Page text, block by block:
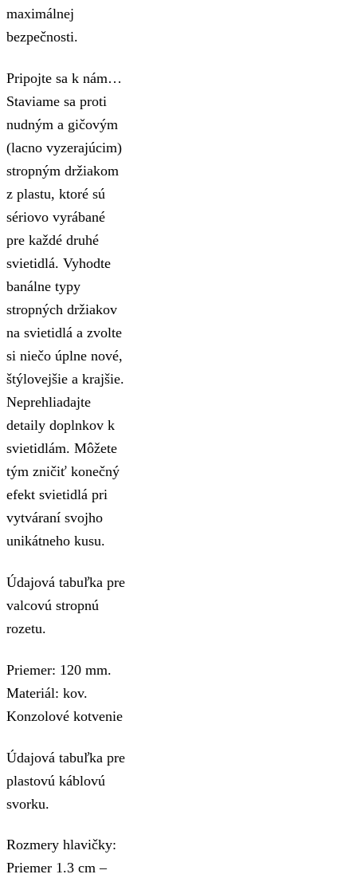
maximálnej
bezpečnosti.
Pripojte sa k nám…
Staviame sa proti
nudným a gičovým
(lacno vyzerajúcim)
stropným držiakom
z plastu, ktoré sú
sériovo vyrábané
pre každé druhé
svietidlá. Vyhodte
banálne typy
stropných držiakov
na svietidlá a zvolte
si niečo úplne nové,
štýlovejšie a krajšie.
Neprehliadajte
detaily doplnkov k
svietidlám. Môžete
tým zničiť konečný
efekt svietidlá pri
vytváraní svojho
unikátneho kusu.
Údajová tabuľka pre
valcovú stropnú
rozetu.
Priemer: 120 mm.
Materiál: kov.
Konzolové kotvenie
Údajová tabuľka pre
plastovú káblovú
svorku.
Rozmery hlavičky:
Priemer 1.3 cm –